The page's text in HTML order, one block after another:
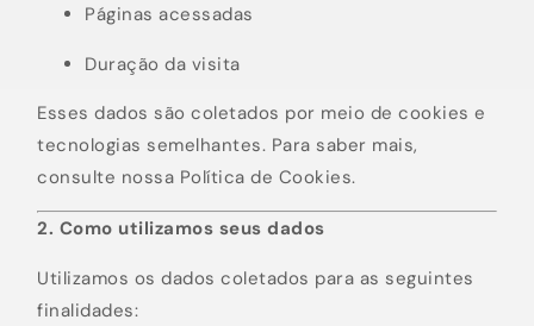
Páginas acessadas
Duração da visita
Esses dados são coletados por meio de cookies e
tecnologias semelhantes. Para saber mais,
consulte nossa Política de Cookies.
2. Como utilizamos seus dados
Utilizamos os dados coletados para as seguintes
finalidades: